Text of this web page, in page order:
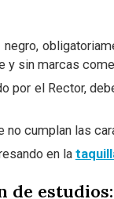
sin marcas
por el Rector,
no cumplan las
en la
de estudios: